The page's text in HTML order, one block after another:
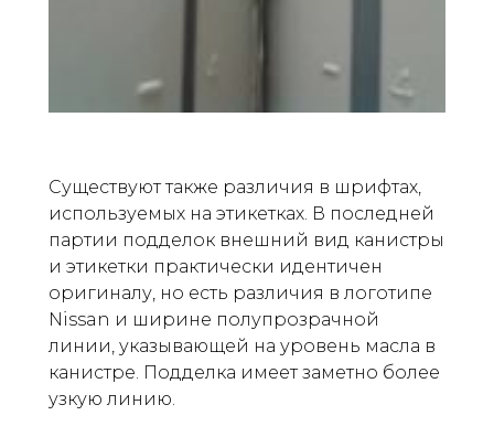
Существуют также различия в шрифтах,
используемых на этикетках. В последней
партии подделок внешний вид канистры
и этикетки практически идентичен
оригиналу, но есть различия в логотипе
Nissan и ширине полупрозрачной
линии, указывающей на уровень масла в
канистре. Подделка имеет заметно более
узкую линию.